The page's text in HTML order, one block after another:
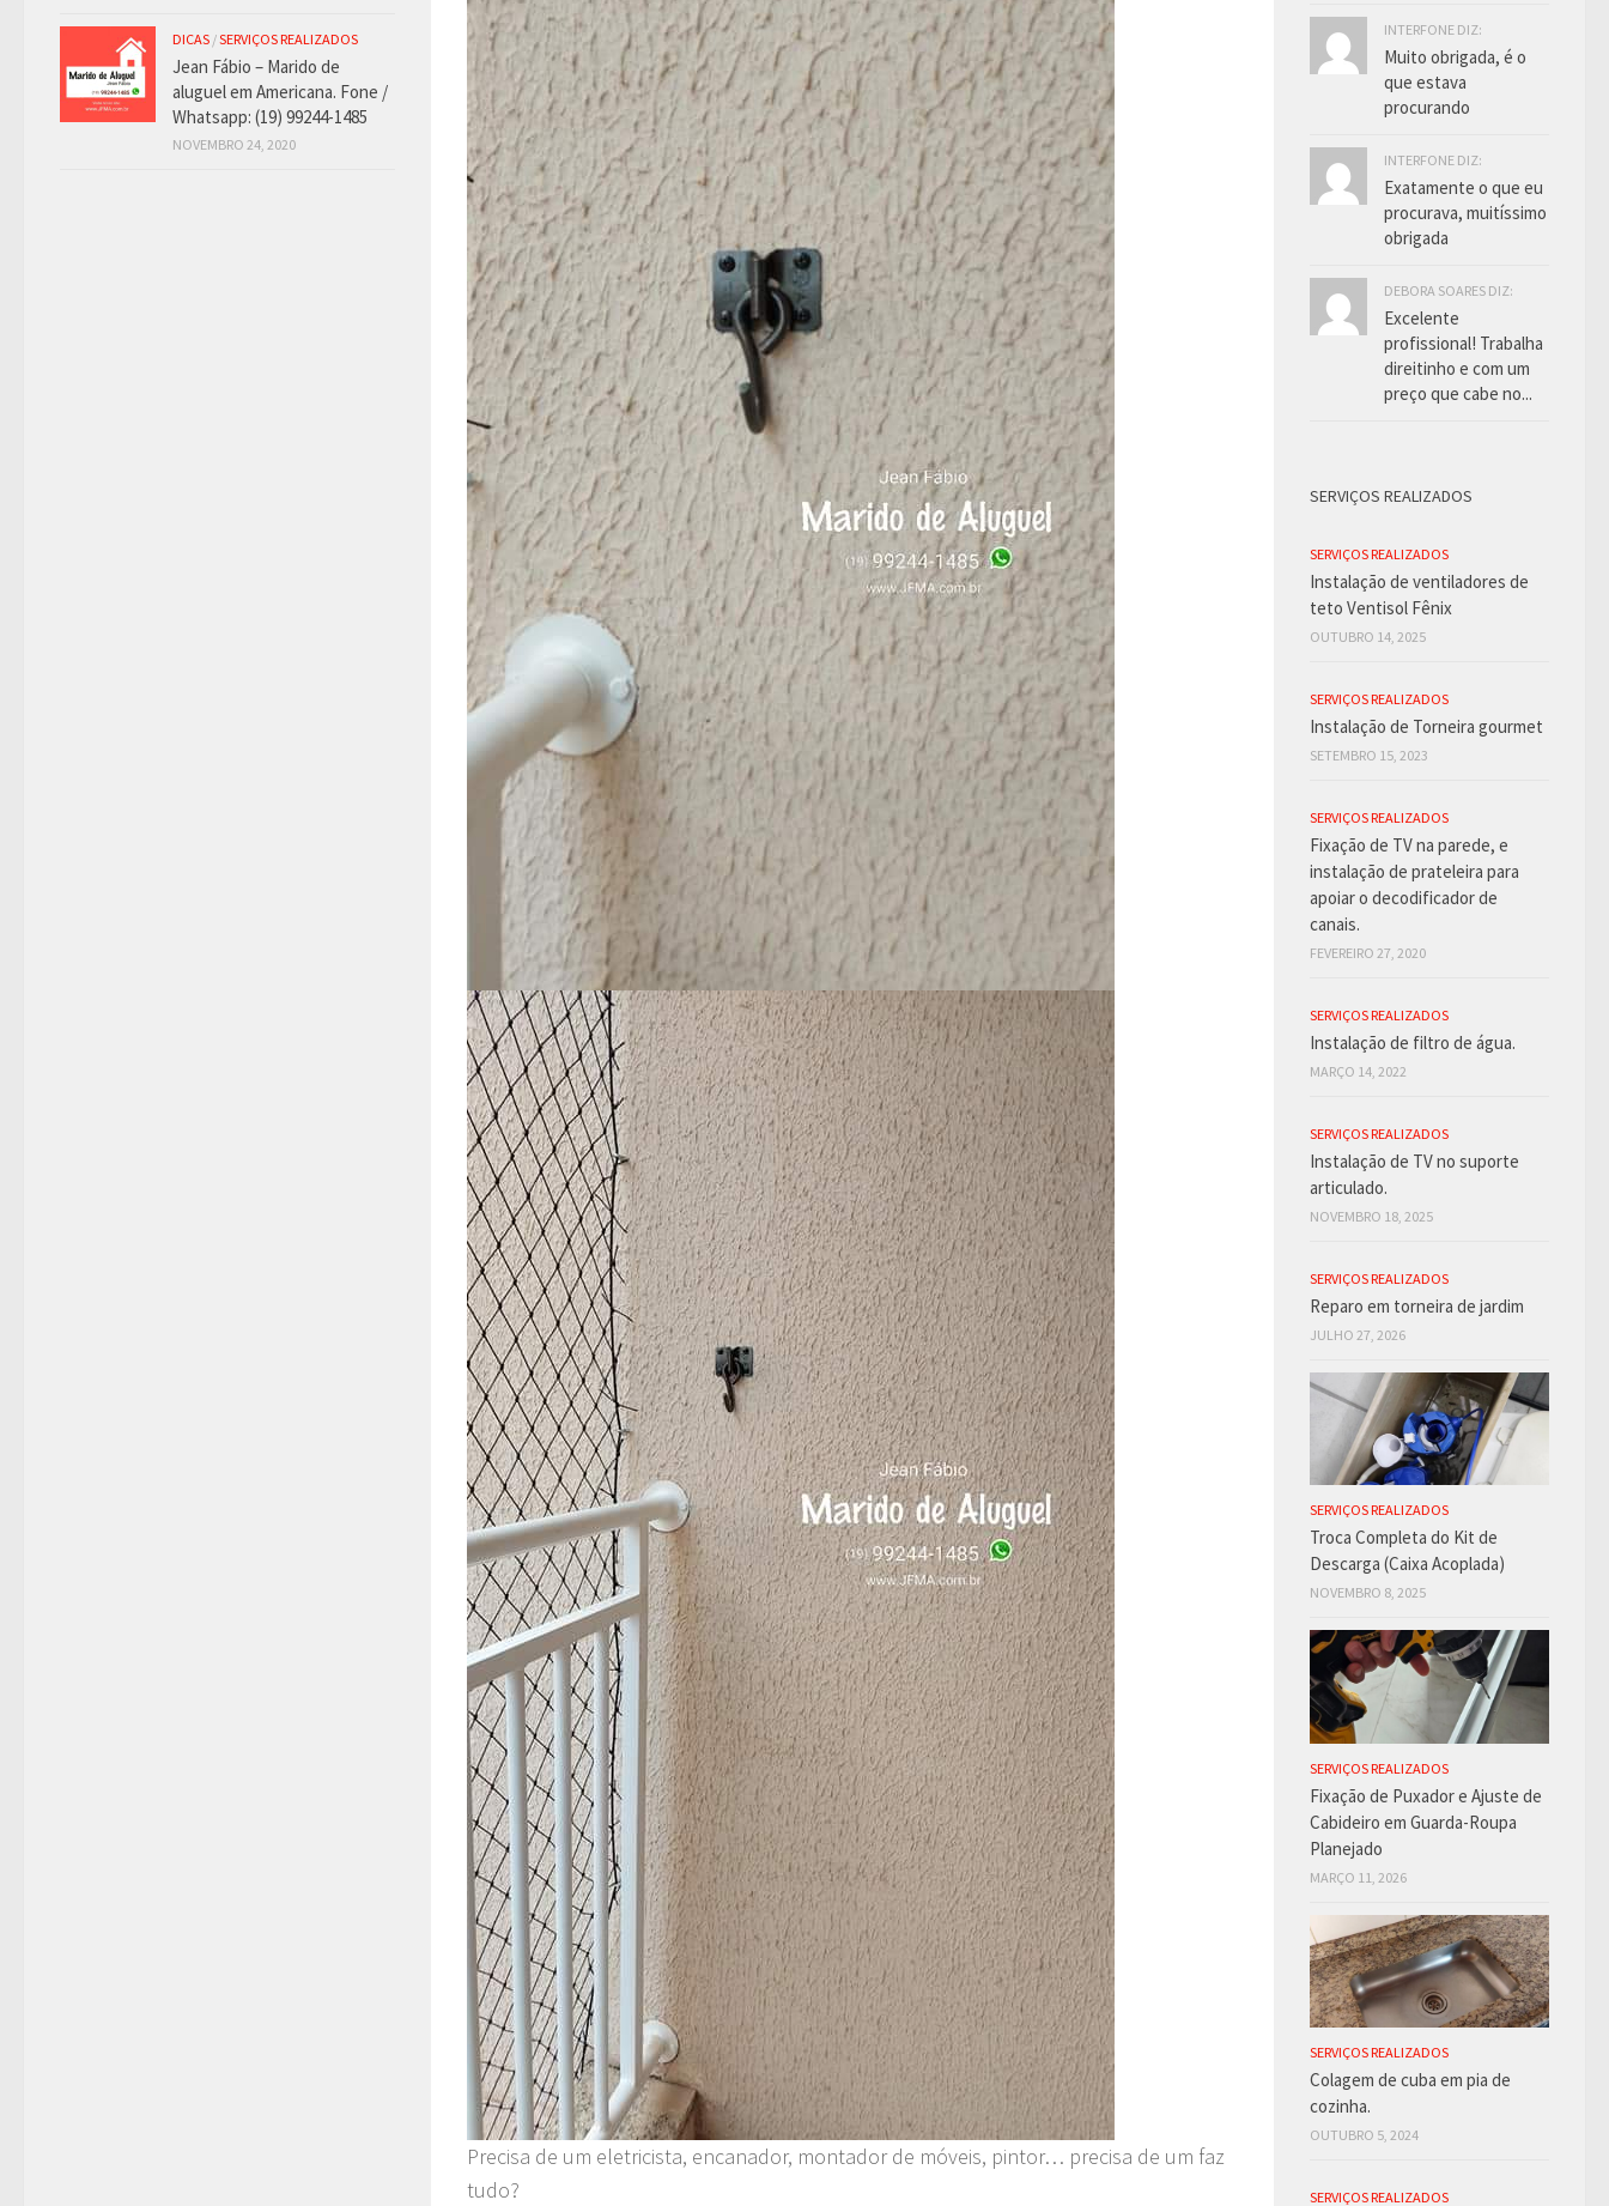
Precisa de um eletricista, encanador, montador de móveis, pintor… precisa de um faz
tudo?
DICAS /SERVIÇOS REALIZADOS
Jean Fábio – Marido de
aluguel em Americana. Fone /
Whatsapp: (19) 99244-1485
NOVEMBRO 24, 2020
INTERFONE DIZ:
Muito obrigada, é o
que estava
procurando
INTERFONE DIZ:
Exatamente o que eu
procurava, muitíssimo
obrigada
DEBORA SOARES DIZ:
Excelente
profissional! Trabalha
direitinho e com um
preço que cabe no...
SERVIÇOS REALIZADOS
SERVIÇOS REALIZADOS
Instalação de ventiladores de
teto Ventisol Fênix
OUTUBRO 14, 2025
SERVIÇOS REALIZADOS
Instalação de Torneira gourmet
SETEMBRO 15, 2023
SERVIÇOS REALIZADOS
Fixação de TV na parede, e
instalação de prateleira para
apoiar o decodificador de
canais.
FEVEREIRO 27, 2020
SERVIÇOS REALIZADOS
Instalação de filtro de água.
MARÇO 14, 2022
SERVIÇOS REALIZADOS
Instalação de TV no suporte
articulado.
NOVEMBRO 18, 2025
SERVIÇOS REALIZADOS
Reparo em torneira de jardim
JULHO 27, 2026
SERVIÇOS REALIZADOS
Troca Completa do Kit de
Descarga (Caixa Acoplada)
NOVEMBRO 8, 2025
SERVIÇOS REALIZADOS
Fixação de Puxador e Ajuste de
Cabideiro em Guarda-Roupa
Planejado
MARÇO 11, 2026
SERVIÇOS REALIZADOS
Colagem de cuba em pia de
cozinha.
OUTUBRO 5, 2024
SERVIÇOS REALIZADOS